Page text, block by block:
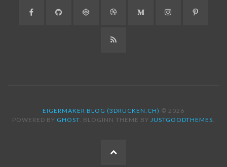
Facebook GitHub CodePen DribbbleMedium Instagram
RSS
EIGERMAKER BLOG (3DRUCKEN.CH) © 2026
POWERED BY GHOST . BLOGINN THEME BY JUSTGOODTHEMES